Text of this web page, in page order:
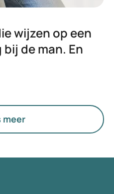
wijzen op een
de man. En
meer